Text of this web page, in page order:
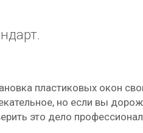
пластиковых окон
но если вы
это дело